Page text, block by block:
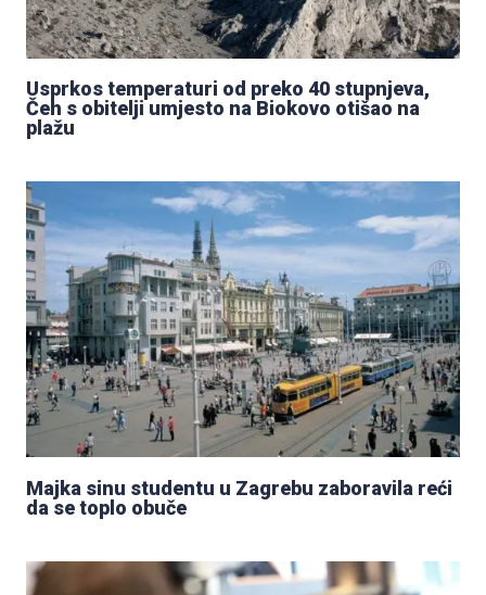
Usprkos temperaturi od preko 40 stupnjeva,
Čeh s obitelji umjesto na Biokovo otišao na
plažu
Majka sinu studentu u Zagrebu zaboravila reći
da se toplo obuče